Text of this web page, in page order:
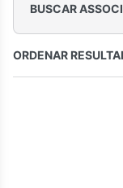
BUSCAR
ORDENAR